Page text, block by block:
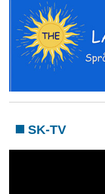
SK-TV